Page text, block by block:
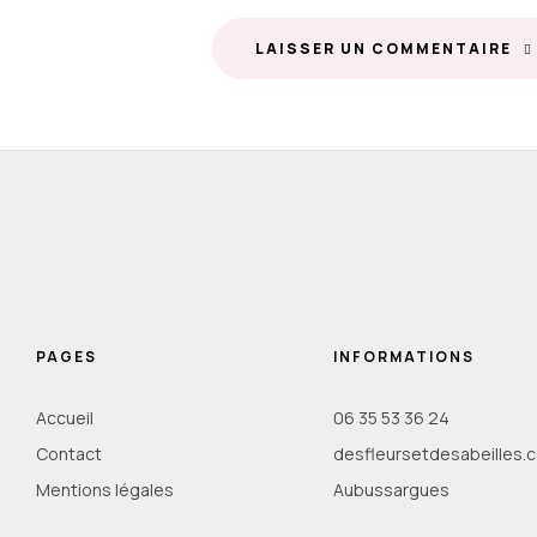
LAISSER UN COMMENTAIRE
PAGES
Accueil
Contact
Mentions légales
INFORMATIONS
06 35 53 36 24
Aubussargues